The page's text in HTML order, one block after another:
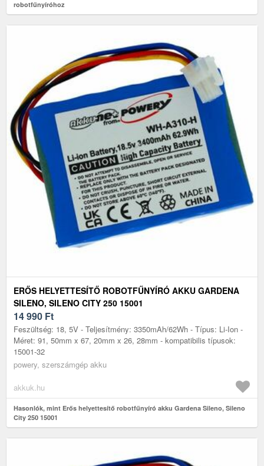
robotfűnyíróhoz
ERŐS HELYETTESÍTŐ ROBOTFŰNYÍRÓ AKKU GARDENA
SILENO, SILENO CITY 250 15001
14 990 Ft
Feszültség: 18, 5V - Teljesítmény: 3350mAh/62Wh - Típus: Li-Ion -
Méret: 91, 50mm x 67, 20mm x 26, 28mm - kompatibilis típusok:
15001-32
powery, szerszámgép akku
akkuk.hu
Hasonlók, mint Erős helyettesítő robotfűnyíró akku Gardena Sileno, Sileno
City 250 15001